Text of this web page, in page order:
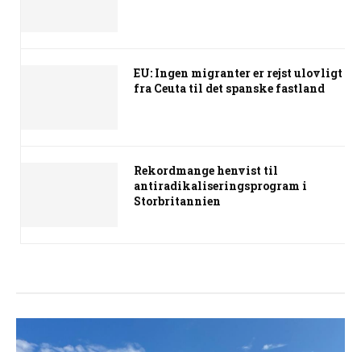
EU: Ingen migranter er rejst ulovligt
fra Ceuta til det spanske fastland
Rekordmange henvist til
antiradikaliseringsprogram i
Storbritannien